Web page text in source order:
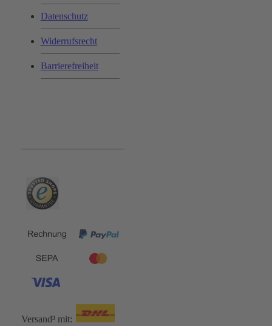
Datenschutz
Widerrufsrecht
Barrierefreiheit
Versand³ mit: